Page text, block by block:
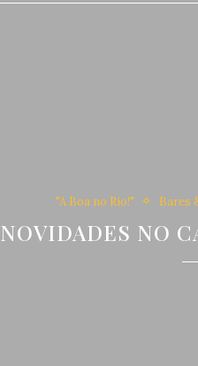
"A Boa no Rio!" Bares
NOVIDADES NO